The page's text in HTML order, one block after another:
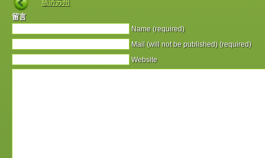
慈济苏州
留言
Name (required)
Mail (will not be published) (required)
Website